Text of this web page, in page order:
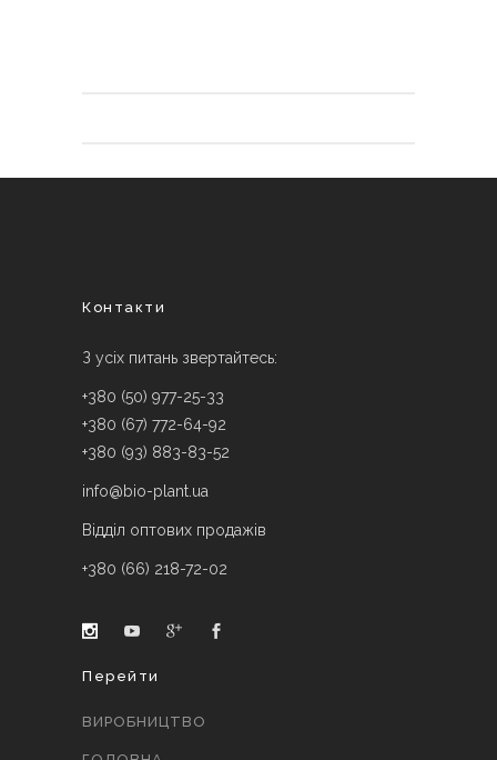
Контакти
З усіх питань звертайтесь:
+380 (50) 977-25-33
+380 (67) 772-64-92
+380 (93) 883-83-52
info@bio-plant.ua
Відділ оптових продажів
+380 (66) 218-72-02
Перейти
ВИРОБНИЦТВО